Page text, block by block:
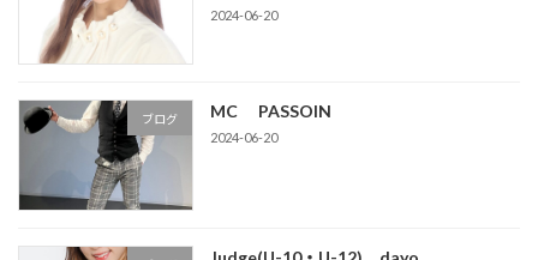
2024-06-20
ブログ MC PASSOIN
2024-06-20